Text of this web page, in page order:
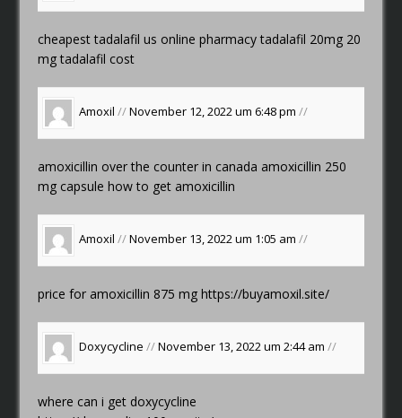
cheapest tadalafil usonline pharmacy tadalafil 20mg 20
mg tadalafil cost
Amoxil //November 12, 2022 um 6:48 pm//
amoxicillin over the counter in canadaamoxicillin 250
mg capsule how to get amoxicillin
Amoxil //November 13, 2022 um 1:05 am//
price for amoxicillin 875 mghttps://buyamoxil.site/
Doxycycline //November 13, 2022 um 2:44 am//
where can i get doxycycline